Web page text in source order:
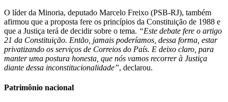
O líder da Minoria, deputado Marcelo Freixo (PSB-RJ), também
afirmou que a proposta fere os princípios da Constituição de 1988 e
que a Justiça terá de decidir sobre o tema. “Este debate fere o artigo
21 da Constituição. Então, jamais poderíamos, dessa forma, estar
privatizando os serviços de Correios do País. E deixo claro, para
manter uma postura honesta, que nós vamos recorrer à Justiça
diante dessa inconstitucionalidade”, declarou.
Patrimônio nacional